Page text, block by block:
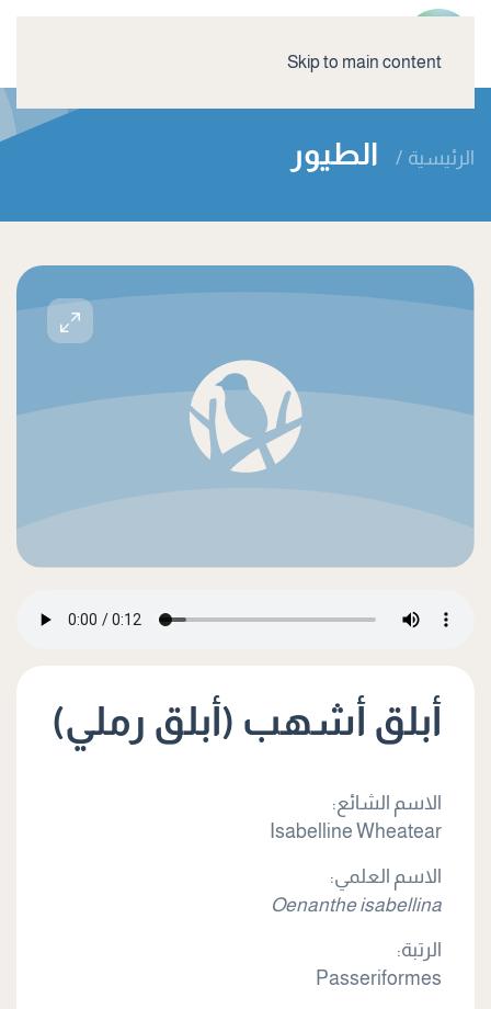
Skip to main content
الرئيسية الطيور
أبلق أشهب (أبلق رملي)
الاسم الشائع:
Isabelline Wheatear
الاسم العلمي:
Oenanthe isabellina
الرتبة:
Passeriformes